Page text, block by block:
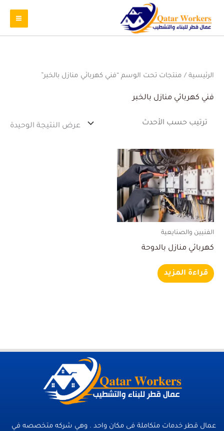
الرئيسية / منتجات تحت الوسم “فني كهربائي منازل بالخبر”
فني كهربائي منازل بالخبر
عرض النتيجة الوحيدة
الفنيين والصنايعية
كهربائي منازل بالدوحة
قراءة المزيد
عمال قطر خدمات متكاملة فى مكان واحد . وهي شركه متخصصه في